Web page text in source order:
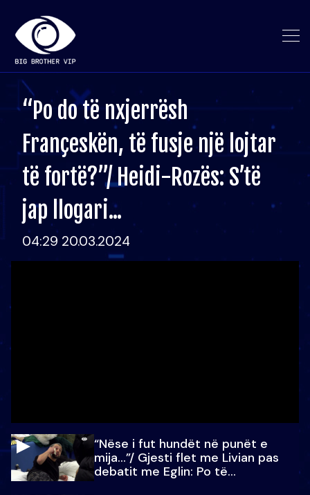
“Po do të nxjerrësh
Françeskën, të fusje një lojtar
të fortë?”/ Heidi-Rozës: S’të
jap llogari...
04:29 20.03.2024
“Nëse i fut hundët në punët e
mija…”/ Gjesti flet me Livian pas
debatit me Eglin: Po të